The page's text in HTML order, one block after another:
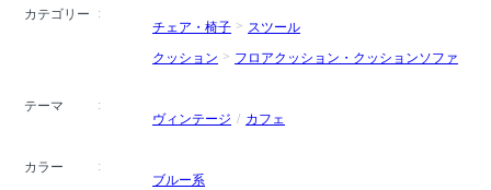
カテゴリー
チェア・椅子
スツール
クッション
フロアクッション・クッションソファ
テーマ
ヴィンテージ
カフェ
カラー
ブルー系